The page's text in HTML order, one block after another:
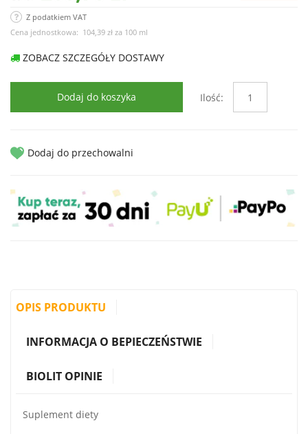
Z podatkiem VAT
Cena jednostkowa: 104,39 zł za 100 ml
ZOBACZ SZCZEGÓŁY DOSTAWY
Dodaj do koszyka Ilość:
Dodaj do przechowalni
OPIS PRODUKTU
INFORMACJA O BEPIECZEŃSTWIE
BIOLIT OPINIE
Suplement diety